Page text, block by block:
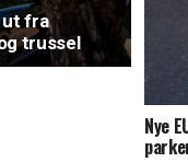
ut fra
trussel
Nye